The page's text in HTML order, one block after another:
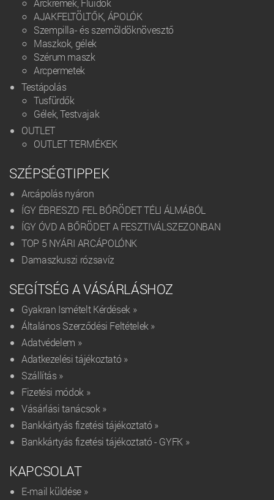
Arckrémek, Fluidok
AJAKFELTÖLTŐK, ÁPOLÓK
Szempilla- és szemöldöknövesztő
Maszkok, gélek
Szérum maszk
Arcpermetek
Testápolás
Tusfürdők
Gélek, Testvajak
OUTLET
OUTLET TERMÉKEK
SZÉPSÉGTIPPEK
Arcápolás nyáron
ÍGY ÉBRESZD FEL BŐRÖDET TÉLI ÁLMÁBÓL
ÍGY ÓVD A BŐRÖDET A FESZTIVÁLSZEZONBAN
TOP 5 NYÁRI ARCÁPOLÓNK
Damaszkuszi rózsavíz
SEGÍTSÉG A VÁSÁRLÁSHOZ
Gyakran Ismételt Kérdések »
Általános Szerződési Feltételek »
Adatvédelem »
Adatkezelési tájékoztató »
Szállítás »
Fizetési módok »
Vásárlási tanácsok »
Bankkártyás fizetési tájékoztató »
Bankkártyás fizetési tájékoztató - GYFK »
KAPCSOLAT
E-mail küldése »